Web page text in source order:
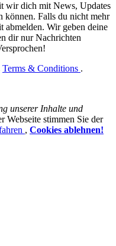
wir dich mit News, Updates
können. Falls du nicht mehr
abmelden. Wir geben deine
dir nur Nachrichten
Terms & Conditions .
unserer Inhalte und
Webseite stimmen Sie der
, Cookies ablehnen!